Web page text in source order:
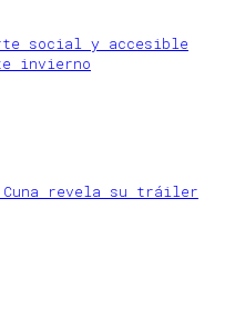
social y accesible
invierno
Cuna revela su tráiler